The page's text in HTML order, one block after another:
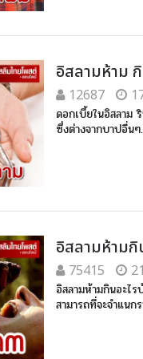
อิสลามห้าม
12687
ดอกเบี้ยในอิสลาม
ซึ่งต่างจากบาปอื่น
อิสลามห้ามกิ
75415
อิสลามห้ามกินอะไ
สามารถที่จะจำแน